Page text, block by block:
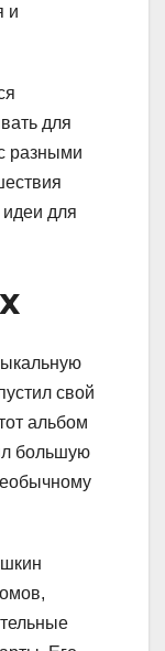
и
для
разными
для
свой
альбом
большую